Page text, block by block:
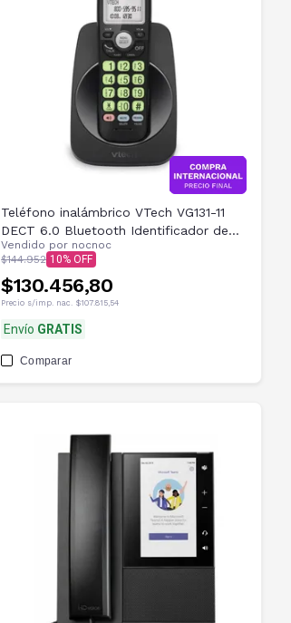
Teléfono inalámbrico VTech VG131-11
DECT 6.0 Bluetooth Identificador de
llamadas
Vendido por nocnoc
$144.952 10
$130.456,80
Precio s/imp. nac. $107.815,54
Envío GRATIS
Comparar